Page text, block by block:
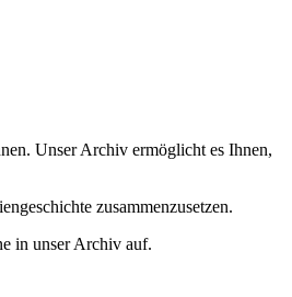
Unser Archiv ermöglicht es Ihnen,
zusammenzusetzen.
in unser Archiv auf.